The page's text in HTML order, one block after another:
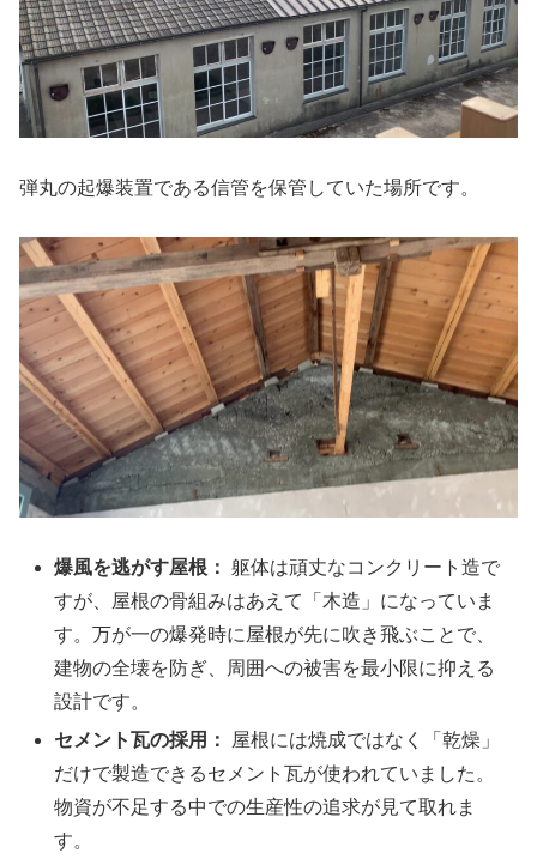
弾丸の起爆装置である信管を保管していた場所です。
爆風を逃がす屋根： 躯体は頑丈なコンクリート造で
すが、屋根の骨組みはあえて「木造」になっていま
す。万が一の爆発時に屋根が先に吹き飛ぶことで、
建物の全壊を防ぎ、周囲への被害を最小限に抑える
設計です。
セメント瓦の採用：
屋根には焼成ではなく「乾燥」
だけで製造できるセメント瓦が使われていました。
物資が不足する中での生産性の追求が見て取れま
す。